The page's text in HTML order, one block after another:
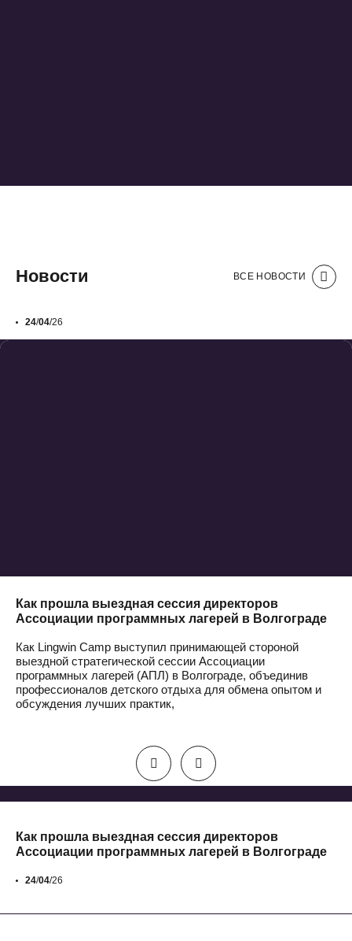
Новости ВСЕ НОВОСТИ
24/04/26
Как прошла выездная сессия директоров
Ассоциации программных лагерей в Волгограде
Как Lingwin Camp выступил принимающей стороной
выездной стратегической сессии Ассоциации
программных лагерей (АПЛ) в Волгограде, объединив
профессионалов детского отдыха для обмена опытом и
обсуждения лучших практик,
Как прошла выездная сессия директоров
Ассоциации программных лагерей в Волгограде
24/04/26